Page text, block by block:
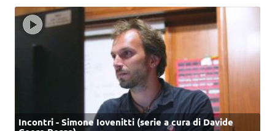
Incontri - Simone Iovenitti (serie a cura di Davide